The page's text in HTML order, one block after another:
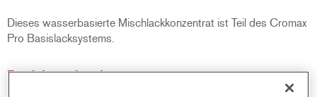
Dieses wasserbasierte Mischlackkonzentrat ist Teil des Cromax
Pro Basislacksystems.
Produktmerkmale
Ausgezeichnete Ergiebigkeit mit außergewöhnlich genauer